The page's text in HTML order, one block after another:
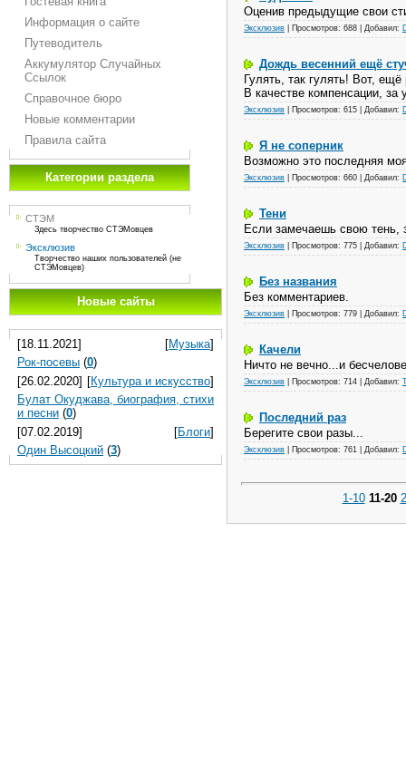
Информация о сайте
Путеводитель
Аккумулятор Случайных
Ссылок
Справочное бюро
Новые комментарии
Правила сайта
Категории раздела
СТЭМ
Здесь творчество СТЭМовцев
Эксклюзив
Творчество наших пользователей (не
СТЭМовцев)
Новые сайты
[18.11.2021] [Музыка]
Рок-посевы (0)
[26.02.2020] [Культура и искусство]
Булат Окуджава, биография, стихи
и песни (0)
[07.02.2019]
[Блоги]
Один Высоцкий (3)
Оценив предыдущие свои
Эксклюзив Просмотров: 688 Добавил:
Дождь весенний ещё
Гулять, так гулять! Вот,
В качестве компенсации,
Эксклюзив Просмотров: 615 Добавил:
Я не соперник
Возможно это последняя
Эксклюзив Просмотров: 660 Добавил:
Тени
Если замечаешь свою тень,
Эксклюзив Просмотров: 775 Добавил:
Без названия
Без комментариев.
Эксклюзив Просмотров: 779 Добавил:
Качели
Ничто не вечно...и
Эксклюзив Просмотров: 714 Добавил:
Последний раз
Берегите свои разы...
Эксклюзив Просмотров: 761 Добавил:
1-10 11-20